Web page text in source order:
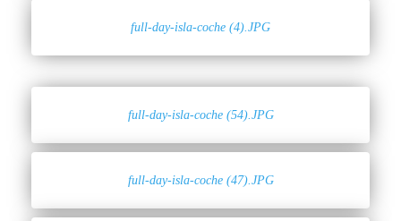
full-day-isla-coche (4).JPG
full-day-isla-coche (54).JPG
full-day-isla-coche (47).JPG